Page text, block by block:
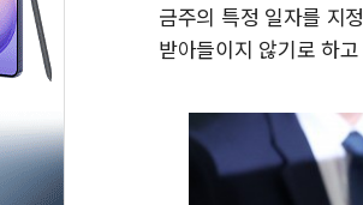
금주의 특정 일자를 지
받아들이지 않기로 하